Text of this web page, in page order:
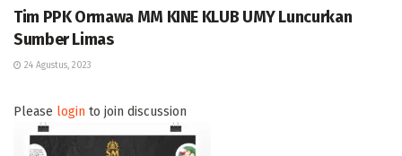
Tim PPK Ormawa MM KINE KLUB UMY Luncurkan
Sumber Limas
24 Agustus, 2023
Please login to join discussion